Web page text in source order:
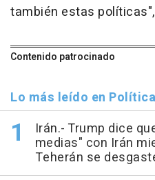
también estas
Contenido patrocinado
Lo más leído en Política
Irán.- Trump dice
medias" con Irán
Teherán se